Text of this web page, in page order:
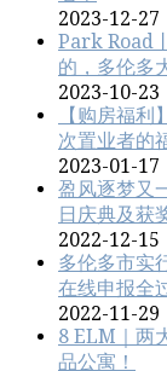
2023-12-27
Park Road
的，多伦多
2023-10-23
【购房福
次置业者的
2023-01-17
盈风逐梦又
日庆典及获
2022-12-15
多伦多市实
在线申报全
2022-11-29
8 ELM｜两
品公寓！